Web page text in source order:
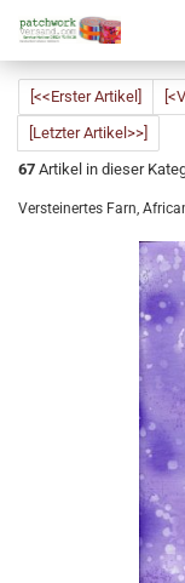
[<<Erster Artikel]
[Letzter Artikel>>]
67 Artikel in dieser
Versteinertes Farn,